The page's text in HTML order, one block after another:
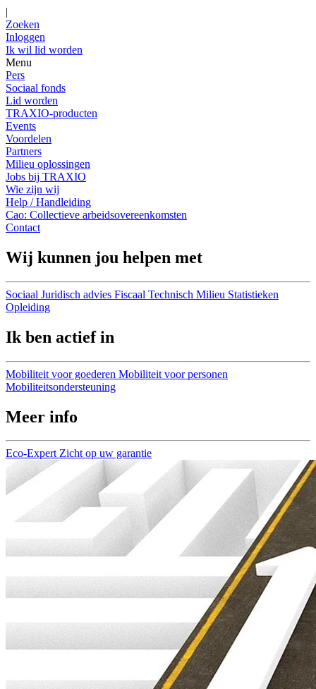
|
Zoeken
Inloggen
Ik wil lid worden
Menu
Pers
Sociaal fonds
Lid worden
TRAXIO-producten
Events
Voordelen
Partners
Milieu oplossingen
Jobs bij TRAXIO
Wie zijn wij
Help / Handleiding
Cao: Collectieve arbeidsovereenkomsten
Contact
Wij kunnen jou helpen met
Sociaal Juridisch advies Fiscaal Technisch Milieu Statistieken
Opleiding
Ik ben actief in
Mobiliteit voor goederen Mobiliteit voor personen
Mobiliteitsondersteuning
Meer info
Eco-Expert Zicht op uw garantie